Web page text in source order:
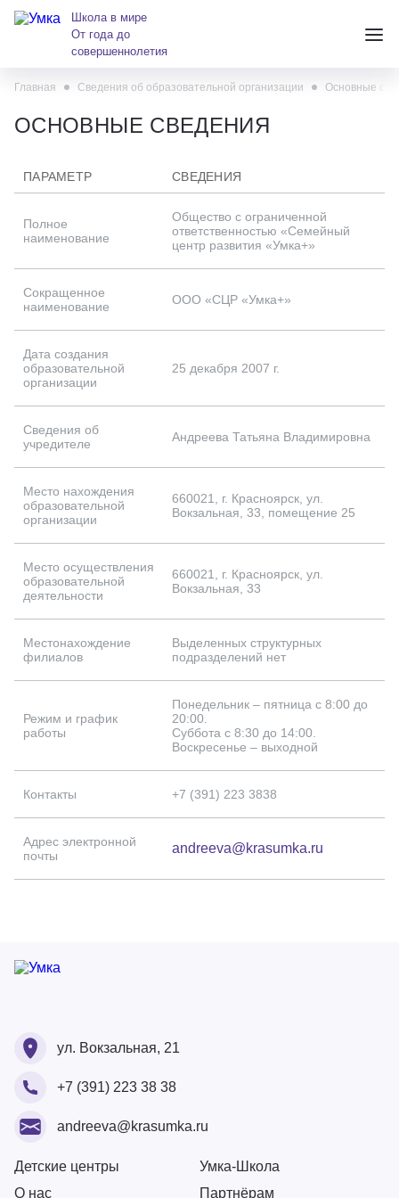
Школа в мире
От года до
совершеннолетия
Детские центры
О нас
Партнерам
Проекты
Контакты
andreeva@krasumka.ru
Главная Сведения об образовательной организации Основные
ОСНОВНЫЕ СВЕДЕНИЯ
ПАРАМЕТР СВЕДЕНИЯ
Полное
наименование
Общество с ограниченной
ответственностью «Семейный
центр развития «Умка+»
Сокращенное
наименование
ООО «СЦР «Умка+»
Дата создания
образовательной
организации
25 декабря 2007 г.
Сведения об
учредителе
Андреева Татьяна Владимировна
Место нахождения
образовательной
организации
660021, г. Красноярск, ул.
Вокзальная, 33, помещение 25
Место осуществления
образовательной
деятельности
660021, г. Красноярск, ул.
Вокзальная, 33
Местонахождение
филиалов
Выделенных структурных
подразделений нет
Режим и график
работы
Понедельник – пятница с 8:00 до
20:00.
Суббота с 8:30 до 14:00.
Воскресенье – выходной
Контакты +7 (391) 223 3838
Адрес электронной
почты
andreeva@krasumka.ru
ул. Вокзальная, 21
+7 (391) 223 38 38
andreeva@krasumka.ru
Детские центры
Умка-Школа
О нас
Партнёрам
Ваш Email
Ваш номер
Ваше ФИО